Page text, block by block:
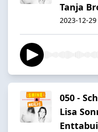
Tanja
2023-12-29
050 -
Lisa